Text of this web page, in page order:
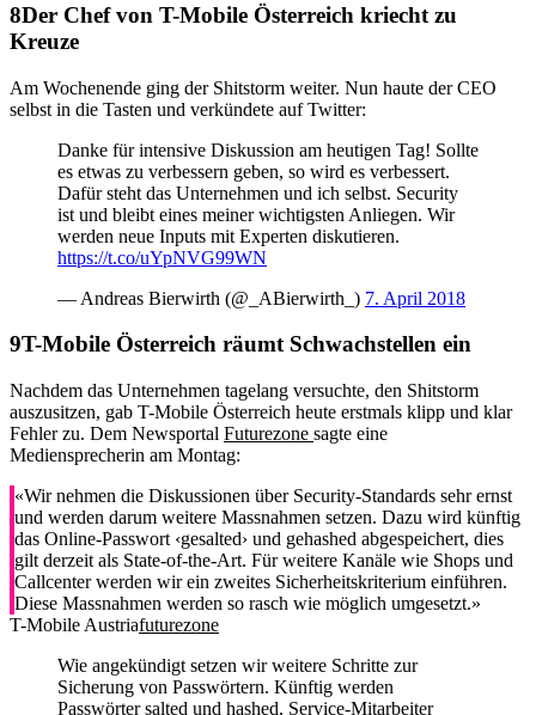
Der Chef von T-Mobile Österreich kriecht zu
Kreuze
Am Wochenende ging der Shitstorm weiter. Nun haute der CEO
selbst in die Tasten und verkündete auf Twitter:
Danke für intensive Diskussion am heutigen Tag! Sollte
es etwas zu verbessern geben, so wird es verbessert.
Dafür steht das Unternehmen und ich selbst. Security
ist und bleibt eines meiner wichtigsten Anliegen. Wir
werden neue Inputs mit Experten diskutieren.
https://t.co/uYpNVG99WN
— Andreas Bierwirth (@_ABierwirth_) 7. April 2018
T-Mobile Österreich räumt Schwachstellen ein
Nachdem das Unternehmen tagelang versuchte, den Shitstorm
auszusitzen, gab T-Mobile Österreich heute erstmals klipp und klar
Fehler zu. Dem Newsportal Futurezone sagte eine
Mediensprecherin am Montag:
«Wir nehmen die Diskussionen über Security-Standards sehr ernst
und werden darum weitere Massnahmen setzen. Dazu wird künftig
das Online-Passwort ‹gesalted› und gehashed abgespeichert, dies
gilt derzeit als State-of-the-Art. Für weitere Kanäle wie Shops und
Callcenter werden wir ein zweites Sicherheitskriterium einführen.
Diese Massnahmen werden so rasch wie möglich umgesetzt.»
T-Mobile Austriafuturezone
Wie angekündigt setzen wir weitere Schritte zur
Sicherung von Passwörtern. Künftig werden
Passwörter salted und hashed, Service-Mitarbeiter